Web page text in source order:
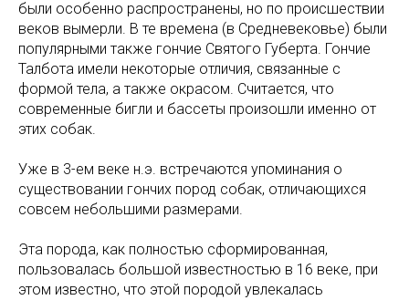
были особенно распространены, но по происшествии
веков вымерли. В те времена (в Средневековье) были
популярными также гончие Святого Губерта. Гончие
Талбота имели некоторые отличия, связанные с
формой тела, а также окрасом. Считается, что
современные бигли и бассеты произошли именно от
этих собак.
Уже в 3-ем веке н.э. встречаются упоминания о
существовании гончих пород собак, отличающихся
совсем небольшими размерами.
Эта порода, как полностью сформированная,
пользовалась большой известностью в 16 веке, при
этом известно, что этой породой увлекалась